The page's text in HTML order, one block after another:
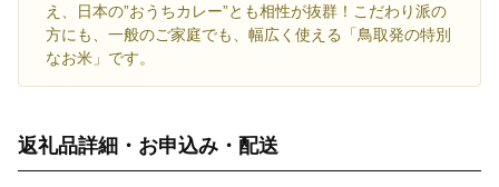
え、日本の”おうちカレー”とも相性が抜群！こだわり派の
方にも、一般のご家庭でも、幅広く使える「鳥取発の特別
なお米」です。
返礼品詳細・お申込み・配送